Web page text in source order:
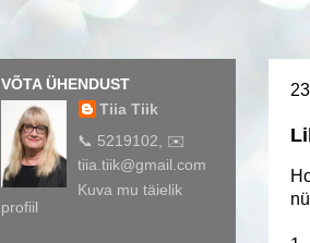
VÕTA ÜHENDUST
Tiia Tiik
📞 5219102, ✉️
tiia.tiik@gmail.com
Kuva mu täielik
profiil